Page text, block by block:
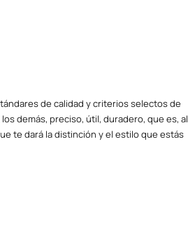
de calidad y criterios selectos de
demás, preciso, útil, duradero, que es, al
te dará la distinción y el estilo que estás